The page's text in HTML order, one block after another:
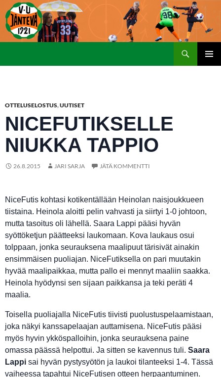
OTTELUSELOSTUS,UUTISET
NICEFUTIKSELLE
NIUKKA TAPPIO
26.8.2015 JARI SARJA JÄTÄ KOMMENTTI
NiceFutis kohtasi kotikentällään Heinolan naisjoukkueen
tiistaina. Heinola aloitti pelin vahvasti ja siirtyi 1-0 johtoon,
mutta tasoitus oli lähellä. Saara Lappi pääsi hyvän
syöttöketjun päätteeksi laukomaan. Kova laukaus osui
tolppaan, jonka seurauksena maalipuut tärisivät ainakin
ensimmäisen puoliajan. NiceFutiksella on pari muutakin
hyvää maalipaikkaa, mutta pallo ei mennyt maaliin saakka.
Heinola hyödynsi sen sijaan paikkansa ja teki peräti 4
maalia.
Toisella puoliajalla NiceFutis tiivisti puolustuspelaamistaan,
joka näkyi kanssapelaajan auttamisena. NiceFutis pääsi
myös hyvin ykköspalloihin, jonka seurauksena paine
omassa päässä helpottui. Ja sitten se kavennus tuli. Saara
Lappi sai hyvän pystysyötön ja laukoi tilanteeksi 1-4. Tässä
vaiheessa tapahtui NiceFutisen otteen herpaantuminen.